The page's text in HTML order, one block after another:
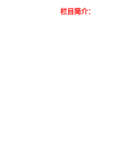
栏目简介：